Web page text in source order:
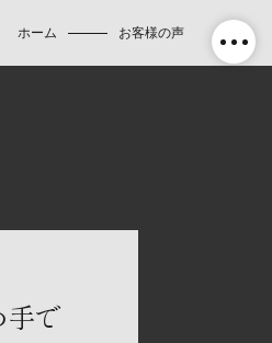
ホーム お客様の声
手で